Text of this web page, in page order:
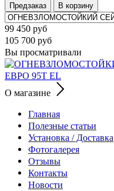
Предзаказ В корзину
99 450 руб
105 700 руб
Вы просматривали
О магазине
Главная
Полезные статьи
Установка / Доставка
Фотогалерея
Отзывы
Контакты
Новости